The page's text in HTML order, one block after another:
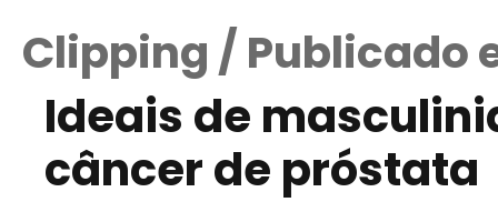
Clipping / Publicado
Ideais de
câncer de próstata